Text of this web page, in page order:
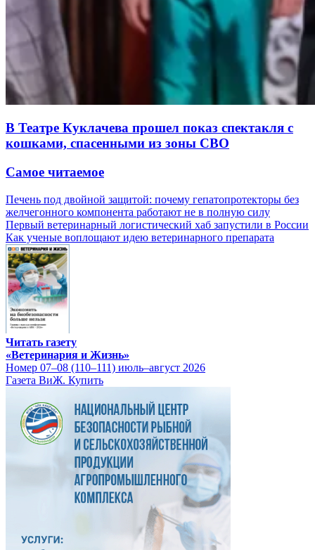
В Театре Куклачева прошел показ спектакля с
кошками, спасенными из зоны СВО
Самое читаемое
Печень под двойной защитой: почему гепатопротекторы без
желчегонного компонента работают не в полную силу
Первый ветеринарный логистический хаб запустили в России
Как ученые воплощают идею ветеринарного препарата
Читать газету
«Ветеринария и Жизнь»
Номер 07–08 (110–111) июль–август 2026
Газета ВиЖ. Купить